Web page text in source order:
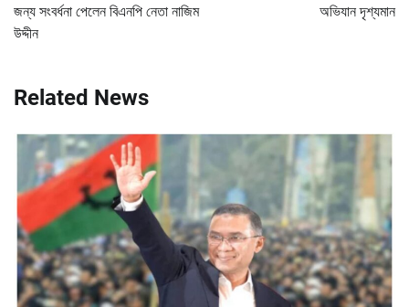
জন্য সংবর্ধনা পেলেন বিএনপি নেতা নাজিম
উদ্দীন
অভিযান দৃশ্যমান
Related News